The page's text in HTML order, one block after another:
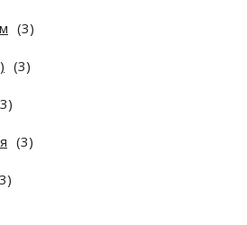
(3)
(3)
(3)